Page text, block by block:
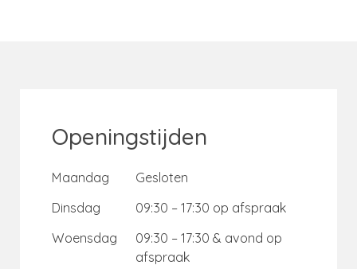
Openingstijden
Maandag
Gesloten
Dinsdag
09:30 – 17:30 op afspraak
Woensdag
09:30 – 17:30 & avond op
afspraak